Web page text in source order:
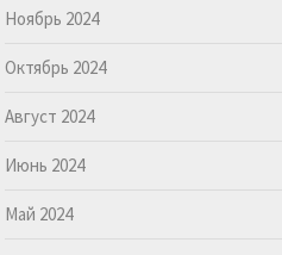
Ноябрь 2024
Октябрь 2024
Август 2024
Июнь 2024
Май 2024